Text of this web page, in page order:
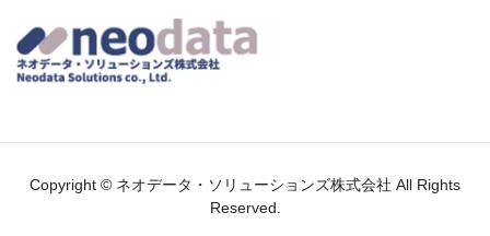
Copyright © ネオデータ・ソリューションズ株式会社 All Rights
Reserved.